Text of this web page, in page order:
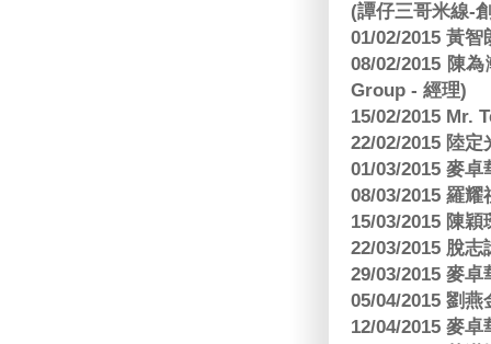
(譚仔三哥米線-
01/02/2015 黃
08/02/2015 陳
Group - 經理)
15/02/2015 Mr.
22/02/2015 陸
01/03/2015 麥
08/03/2015 羅
15/03/2015 陳
22/03/2015 脫
29/03/2015 麥
05/04/2015 劉
12/04/2015 麥